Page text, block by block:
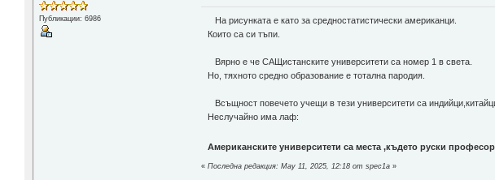
Публикации: 6986
На рисунката е като за средностатистически американци.
Които са си тъпи.
Вярно е че САЩистанските университети са номер 1 в света.
Но, тяхното средно образование е тотална пародия.
Всъщност повечето учещи в тези университети са
Неслучайно има лаф:
Американските университети ca места ,където руски
«Последна редакция: May 11, 2025, 12:18 от spec1a »